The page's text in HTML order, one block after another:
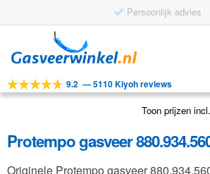
Persoonlijk advies
door
navigatie
naar
inhoud
Tools
Toepassingen
9.2 —5110 Kiyoh reviews
Toon prijzen
Protempo gasveer
Originele Protempo gasveer